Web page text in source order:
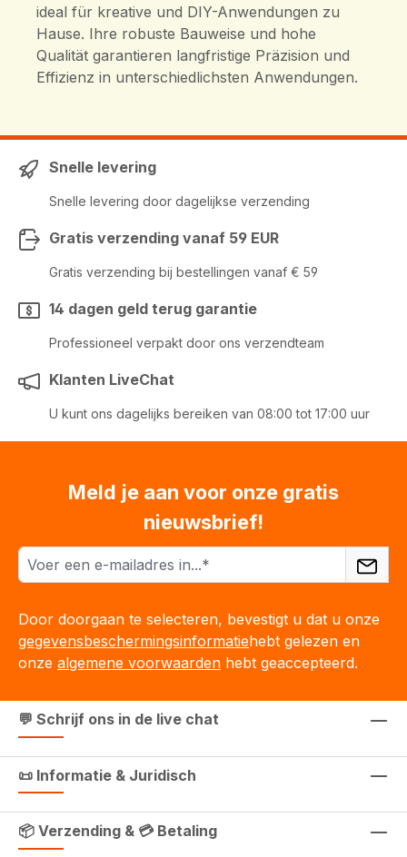
ideal für kreative und DIY-Anwendungen zu
Hause. Ihre robuste Bauweise und hohe
Qualität garantieren langfristige Präzision und
Effizienz in unterschiedlichsten Anwendungen.
Snelle levering
Snelle levering door dagelijkse verzending
Gratis verzending vanaf 59 EUR
Gratis verzending bij bestellingen vanaf € 59
14 dagen geld terug garantie
Professioneel verpakt door ons verzendteam
Klanten LiveChat
U kunt ons dagelijks bereiken van 08:00 tot 17:00 uur
Meld je aan voor onze gratis
nieuwsbrief!
Door doorgaan te selecteren, bevestigt u dat u onze
gegevensbeschermingsinformatiehebt gelezen en
onze algemene voorwaarden hebt geaccepteerd.
💬 Schrijf ons in de live chat
📜 Informatie & Juridisch
📦 Verzending & 💳 Betaling